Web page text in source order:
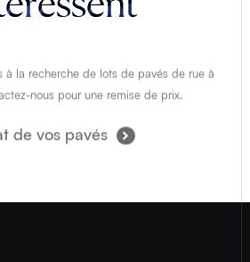
nous pour une remise de prix.